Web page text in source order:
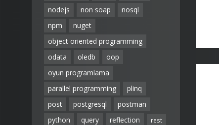
nodejs
non soap
nosql
npm
nuget
object oriented programming
odata
oledb
oop
oyun programlama
parallel programming
plinq
post
postgresql
postman
python
query reflection rest